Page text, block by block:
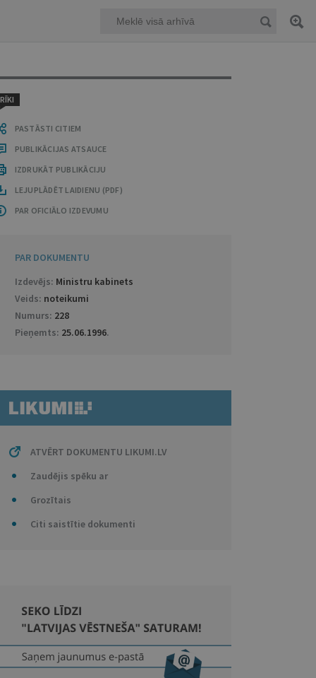
RĪKI
PASTĀSTI CITIEM
PUBLIKĀCIJAS ATSAUCE
IZDRUKĀT PUBLIKĀCIJU
LEJUPLĀDĒT LAIDIENU (PDF)
PAR OFICIĀLO IZDEVUMU
PAR DOKUMENTU
Izdevējs: Ministru kabinets
Veids: noteikumi
Numurs: 228
Pieņemts: 25.06.1996.
ATVĒRT DOKUMENTU LIKUMI.LV
Zaudējis spēku ar
Grozītais
Citi saistītie dokumenti